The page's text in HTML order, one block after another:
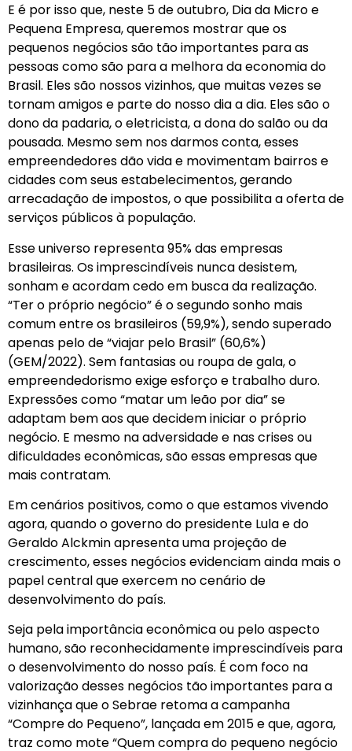
E é por isso que, neste 5 de outubro, Dia da Micro e
Pequena Empresa, queremos mostrar que os
pequenos negócios são tão importantes para as
pessoas como são para a melhora da economia do
Brasil. Eles são nossos vizinhos, que muitas vezes se
tornam amigos e parte do nosso dia a dia. Eles são o
dono da padaria, o eletricista, a dona do salão ou da
pousada. Mesmo sem nos darmos conta, esses
empreendedores dão vida e movimentam bairros e
cidades com seus estabelecimentos, gerando
arrecadação de impostos, o que possibilita a oferta de
serviços públicos à população.
Esse universo representa 95% das empresas
brasileiras. Os imprescindíveis nunca desistem,
sonham e acordam cedo em busca da realização.
“Ter o próprio negócio” é o segundo sonho mais
comum entre os brasileiros (59,9%), sendo superado
apenas pelo de “viajar pelo Brasil” (60,6%)
(GEM/2022). Sem fantasias ou roupa de gala, o
empreendedorismo exige esforço e trabalho duro.
Expressões como “matar um leão por dia” se
adaptam bem aos que decidem iniciar o próprio
negócio. E mesmo na adversidade e nas crises ou
dificuldades econômicas, são essas empresas que
mais contratam.
Em cenários positivos, como o que estamos vivendo
agora, quando o governo do presidente Lula e do
Geraldo Alckmin apresenta uma projeção de
crescimento, esses negócios evidenciam ainda mais o
papel central que exercem no cenário de
desenvolvimento do país.
Seja pela importância econômica ou pelo aspecto
humano, são reconhecidamente imprescindíveis para
o desenvolvimento do nosso país. É com foco na
valorização desses negócios tão importantes para a
vizinhança que o Sebrae retoma a campanha
“Compre do Pequeno”, lançada em 2015 e que, agora,
traz como mote “Quem compra do pequeno negócio